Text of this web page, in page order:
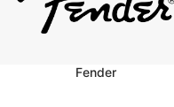
Fender